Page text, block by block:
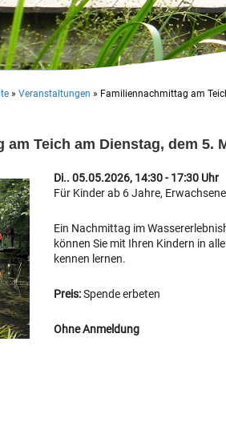
» Veranstaltungen » Familiennachmittag am
Teich am Dienstag, dem 5.
Di.. 05.05.2026, 14:30 - 17:30 Uhr
Für Kinder ab 6 Jahre,
Ein Nachmittag im
können Sie mit Ihren Kindern in
kennen lernen.
Preis:Spende erbeten
Ohne Anmeldung